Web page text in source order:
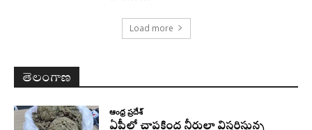
Load more
తెలంగాణ
ఆంధ్ర ప్రదేశ్
ఏపీలో చాపకింద నీరులా విస్తరిస్తున్న